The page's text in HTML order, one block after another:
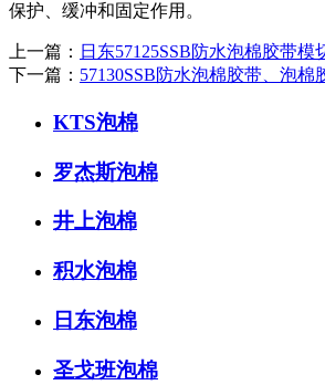
保护、缓冲和固定作用。
上一篇： 日东57125SSB防水泡棉胶带模
下一篇： 57130SSB防水泡棉胶带、泡棉
KTS泡棉
罗杰斯泡棉
井上泡棉
积水泡棉
日东泡棉
圣戈班泡棉